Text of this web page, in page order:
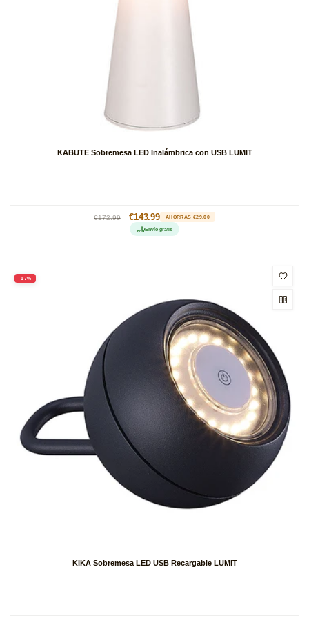
KABUTE Sobremesa LED Inalámbrica con USB LUMIT
Precio
€172.99
Precio
de
oferta
€143.99 AHORRAS €29.00
Envío gratis
-17%
KIKA Sobremesa LED USB Recargable LUMIT